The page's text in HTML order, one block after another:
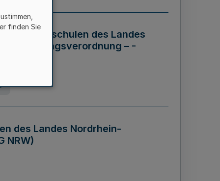
der Hochschulen des Landes
– -
des Landes Nordrhein-
NRW)
finden Sie